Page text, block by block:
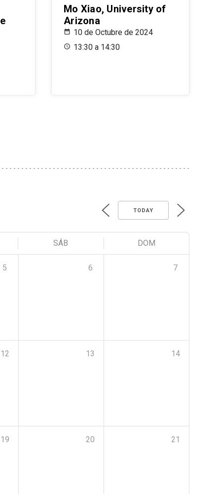
Mo Xiao, University of
Arizona
10 de Octubre de 2024
13:30 a 14:30
TODAY
SÁB DOM
5 6 7
12 13 14
19 20 21